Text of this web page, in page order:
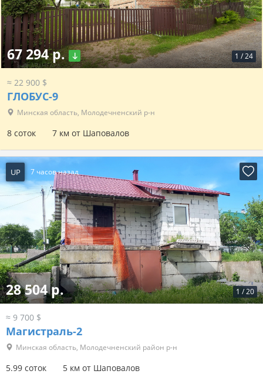
1 /24
67 294 р.
≈ 22 900 $
ГЛОБУС-9
Минская область, Молодечненский р-н
8 соток 7 км от Шаповалов
UP 7 часов назад
1 /20
28 504 р.
≈ 9 700 $
Магистраль-2
Минская область, Молодечненский район р-н
5.99 соток 5 км от Шаповалов